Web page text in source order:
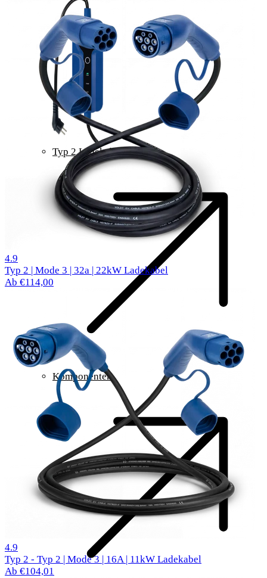
Typ 2 Ladekabel
Komponenten
4.9
Typ 2 | Mode 3 | 32a | 22kW Ladekabel
Ab €114,00
4.9 299 Bewertungen
Typ 2 - Typ 2 | Mode 3 | 16A | 11kW Ladekabel
Ab €104,01